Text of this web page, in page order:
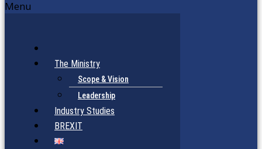
Menu
The Ministry
Scope & Vision
Leadership
Industry Studies
BREXIT